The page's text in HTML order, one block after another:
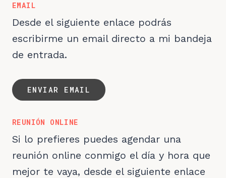
EMAIL
Desde el siguiente enlace podrás
escribirme un email directo a mi bandeja
de entrada.
ENVIAR EMAIL
REUNIÓN ONLINE
Si lo prefieres puedes agendar una
reunión online conmigo el día y hora que
mejor te vaya, desde el siguiente enlace